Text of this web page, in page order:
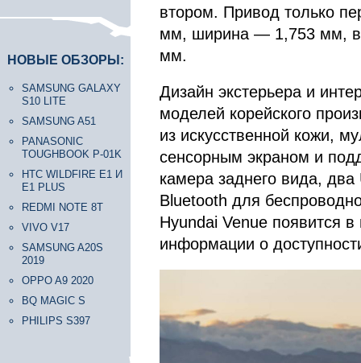
НОВЫЕ ОБЗОРЫ:
SAMSUNG GALAXY
S10 LITE
SAMSUNG A51
PANASONIC
TOUGHBOOK P-01K
HTC WILDFIRE E1 И
E1 PLUS
REDMI NOTE 8T
VIVO V17
SAMSUNG A20S
2019
OPPO A9 2020
BQ MAGIC S
PHILIPS S397
втором. Привод только
мм, ширина — 1,753 мм,
мм.
Дизайн экстерьера и
моделей корейского
из искусственной кожи,
сенсорным экраном и
камера заднего вида,
Bluetooth для
Hyundai Venue появится
информации о